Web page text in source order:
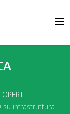
su infrastruttura